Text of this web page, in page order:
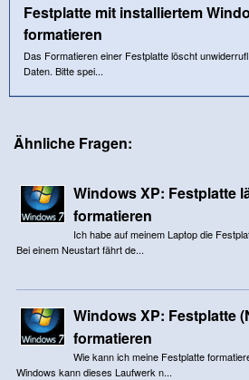
Festplatte mit installiertem
formatieren
Das Formatieren einer Festplatte löscht
Daten. Bitte spei...
Ähnliche Fragen:
Windows XP: Festplatte
formatieren
Ich habe auf meinem Laptop die
Bei einem Neustart fährt de...
Windows XP: Festplatte
formatieren
Wie kann ich meine Festplatte
Windows kann dieses Laufwerk n...